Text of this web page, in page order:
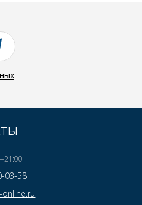
03-58
online.ru